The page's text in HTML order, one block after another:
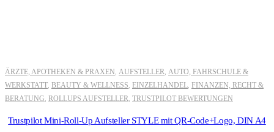
ÄRZTE, APOTHEKEN & PRAXEN AUFSTELLER AUTO, FAHRSCHULE &
WERKSTATT BEAUTY & WELLNESS EINZELHANDEL FINANZEN, RECHT &
BERATUNG ROLLUPS AUFSTELLER TRUSTPILOT BEWERTUNGEN
Trustpilot Mini-Roll-Up Aufsteller STYLE mit QR-Code+Logo, DIN A4